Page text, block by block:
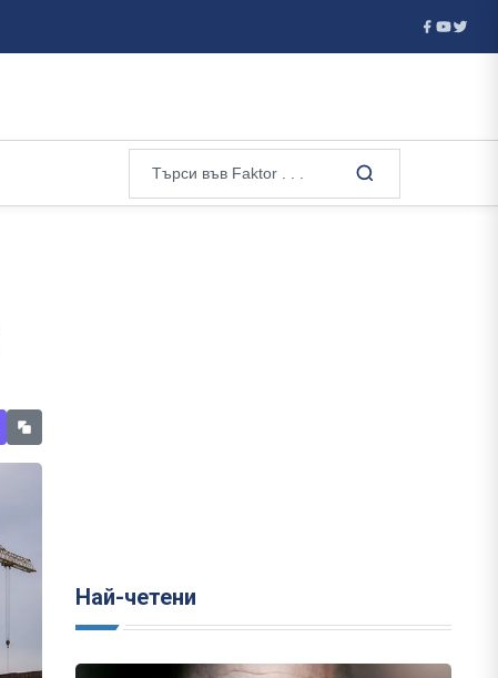
Ходорковски към руснаците: Путин е готов да плаща с живот. Не
Най-четени